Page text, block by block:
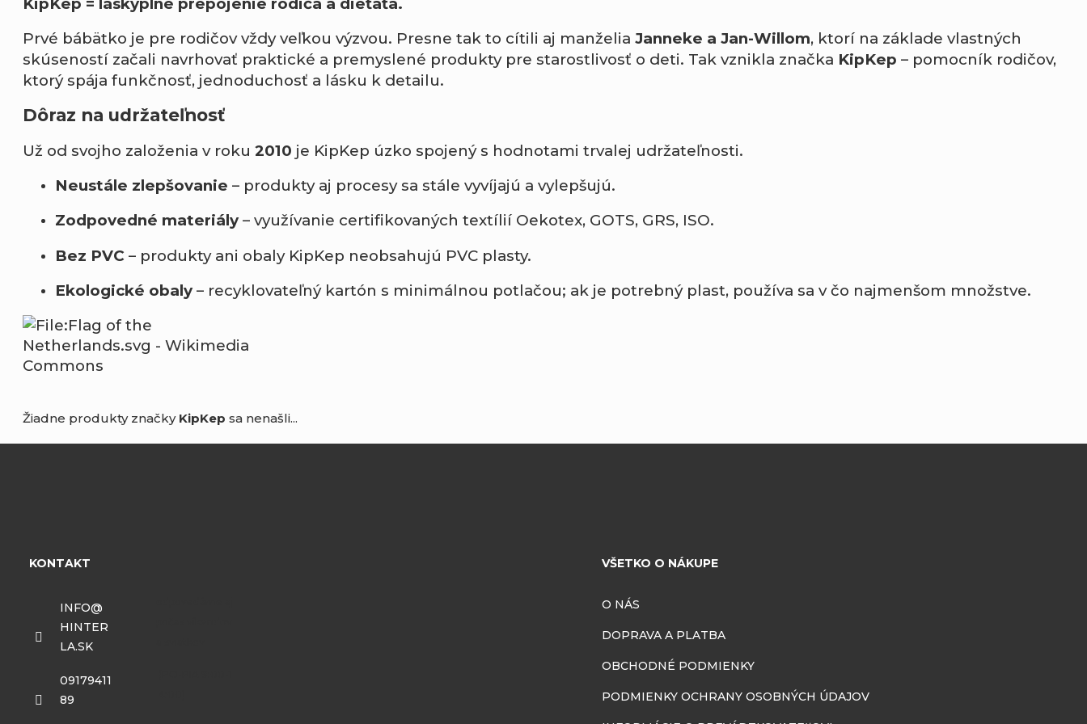
Prvé bábätko je pre rodičov vždy veľkou výzvou. Presne tak to cítili aj manželia Janneke a Jan-Willom, ktorí na základe vlastných
skúseností začali navrhovať praktické a premyslené produkty pre starostlivosť o deti. Tak vznikla značka KipKep – pomocník rodičov,
ktorý spája funkčnosť, jednoduchosť a lásku k detailu.
Dôraz na udržateľnosť
Už od svojho založenia v roku 2010 je KipKep úzko spojený s hodnotami trvalej udržateľnosti.
Neustále zlepšovanie – produkty aj procesy sa stále vyvíjajú a vylepšujú.
Zodpovedné materiály– využívanie certifikovaných textílií Oekotex, GOTS, GRS, ISO.
Bez PVC – produkty ani obaly KipKep neobsahujú PVC plasty.
Ekologické obaly– recyklovateľný kartón s minimálnou potlačou; ak je potrebný plast, používa sa v čo najmenšom množstve.
Žiadne produkty značky KipKep sa nenašli...
KONTAKT
INFO@
HINTER
LA.SK
09179411
89
VŠETKO O NÁKUPE
O NÁS
DOPRAVA A PLATBA
OBCHODNÉ PODMIENKY
PODMIENKY OCHRANY OSOBNÝCH ÚDAJOV